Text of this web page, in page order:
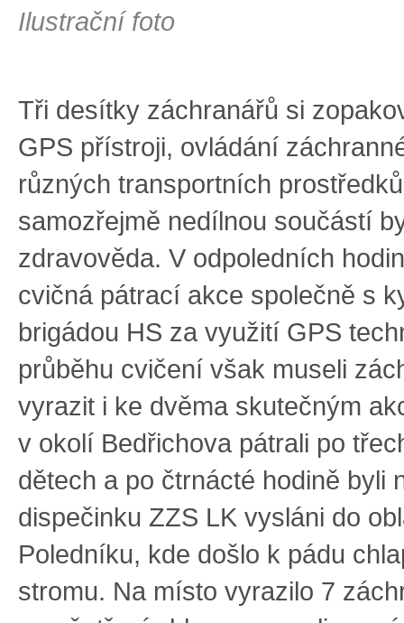
Ilustrační foto
Tři desítky záchranářů si
GPS přístroji, ovládání
různých transportních
samozřejmě nedílnou součástí
zdravověda. V odpoledních
cvičná pátrací akce společně s
brigádou HS za využití GPS
průběhu cvičení však museli
vyrazit i ke dvěma skutečným
v okolí Bedřichova pátrali po
dětech a po čtrnácté hodině byli
dispečinku ZZS LK vysláni do
Poledníku, kde došlo k pádu
stromu. Na místo vyrazilo 7